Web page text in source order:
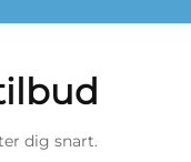
dig snart.